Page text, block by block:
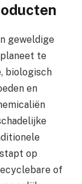
geweldige
te
biologisch
en
op
of